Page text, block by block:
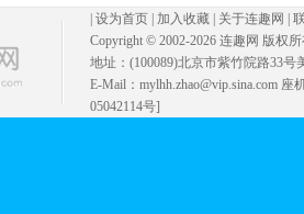
设为首页 加入收藏 关于连趣网
Copyright © 2002-2026 连趣网 版权
地址：(100089)北京市紫竹院路33号
E-Mail：mylhh.zhao@vip.sina.com
05042114号]